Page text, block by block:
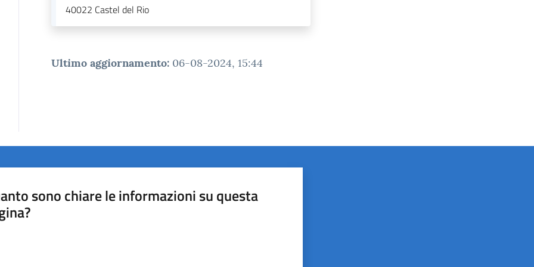
40022 Castel del Rio
Ultimo aggiornamento: 06-08-2024, 15:44
sono chiare le informazioni su questa